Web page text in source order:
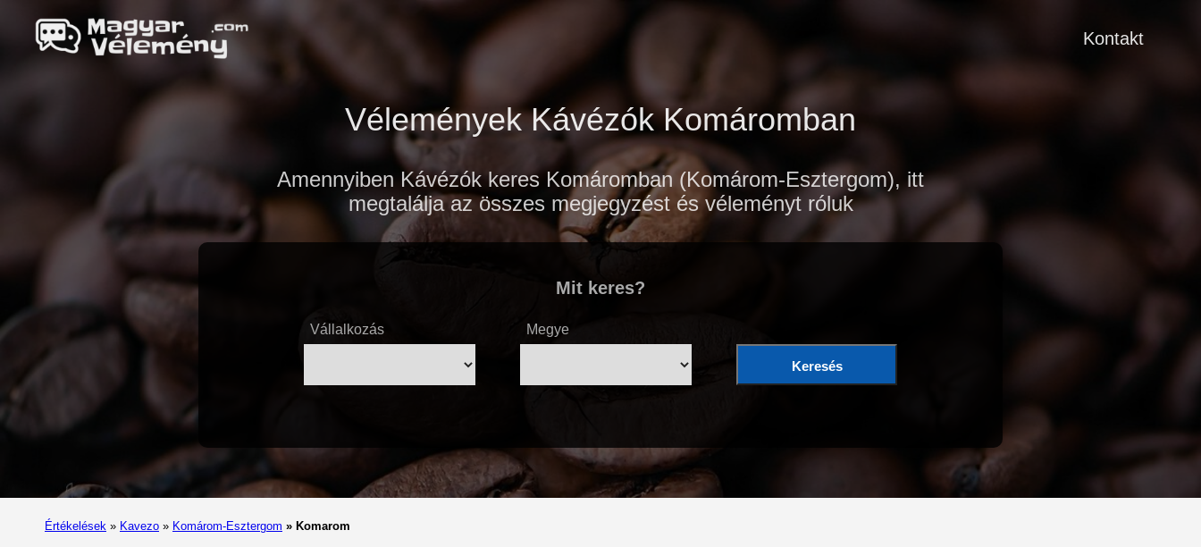
Kontakt
Vélemények Kávézók Komáromban
Amennyiben Kávézók keres Komáromban (Komárom-Esztergom), itt
megtalálja az összes megjegyzést és véleményt róluk
Mit keres?
Vállalkozás Megye
Keresés
Értékelések » Kavezo » Komárom-Esztergom » Komarom